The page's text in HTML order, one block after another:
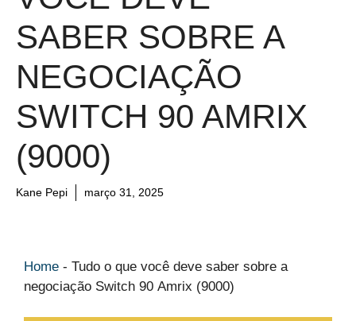
SABER SOBRE A
NEGOCIAÇÃO
SWITCH 90 AMRIX
(9000)
Kane Pepi março 31, 2025
Home - Tudo o que você deve saber sobre a
negociação Switch 90 Amrix (9000)